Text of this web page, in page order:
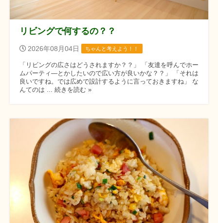
リビングで何するの？？
2026年08月04日 ちゃんと考えよう！！
「リビングの広さはどうされますか？？」 「友達を呼んでホー
ムパーティ―とかしたいので広い方が良いかな？？」 「それは
良いですね。では広めで設計するように言っておきますね」 な
んてのは ... 続きを読む »